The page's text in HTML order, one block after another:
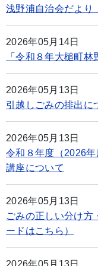
浅野浦自治会だよ
2026年05月14日
「令和８年大槌町
2026年05月13日
引越しごみの排出に
2026年05月13日
令和８年度（2026
講座について
2026年05月13日
ごみの正しい分け方
ードはこちら）
2026年05月13日